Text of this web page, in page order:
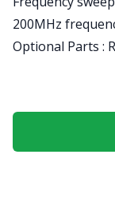
200MHz
Optional Parts :